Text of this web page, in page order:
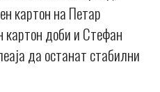
картон на Петар
картон доби и Стефан
да останат стабилни